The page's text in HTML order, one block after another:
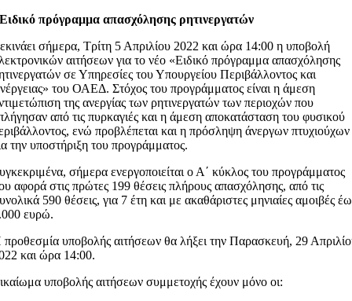
Ειδικό πρόγραμμα απασχόλησης ρητινεργατών
σήμερα, Τρίτη 5 Απριλίου 2022 και ώρα 14:00 η υποβολή
αιτήσεων για το νέο «Ειδικό πρόγραμμα απασχόλησης
σε Υπηρεσίες του Υπουργείου Περιβάλλοντος και
του ΟΑΕΔ. Στόχος του προγράμματος είναι η άμεση
της ανεργίας των ρητινεργατών των περιοχών που
από τις πυρκαγιές και η άμεση αποκατάσταση του φυσικού
ενώ προβλέπεται και η πρόσληψη άνεργων πτυχιούχων
την υποστήριξη του προγράμματος.
σήμερα ενεργοποιείται ο Α΄ κύκλος του προγράμματος
αφορά στις πρώτες 199 θέσεις πλήρους απασχόλησης, από τις
590 θέσεις, για 7 έτη και με ακαθάριστες μηνιαίες αμοιβές
ευρώ.
υποβολής αιτήσεων θα λήξει την Παρασκευή, 29
και ώρα 14:00.
υποβολής αιτήσεων συμμετοχής έχουν μόνο οι: